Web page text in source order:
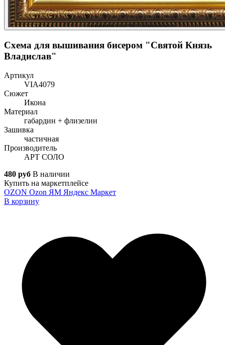
Схема для вышивания бисером "Святой Князь
Владислав"
Артикул
VIA4079
Сюжет
Икона
Материал
габардин + флизелин
Зашивка
частичная
Производитель
АРТ СОЛО
480 руб В наличии
Купить на маркетплейсе
OZON Ozon ЯМ Яндекс Маркет
В корзину